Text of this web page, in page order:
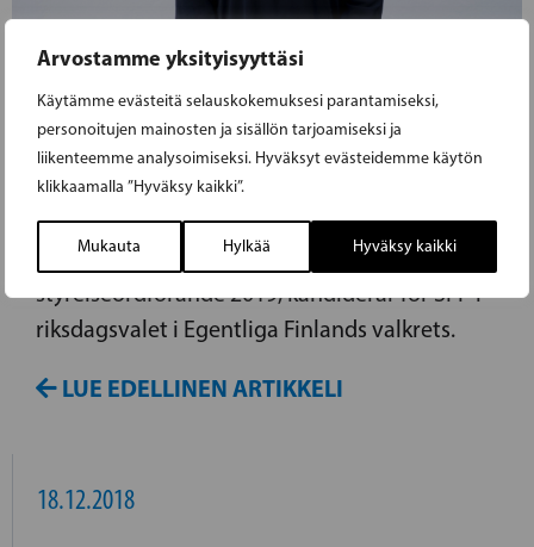
Arvostamme yksityisyyttäsi
Käytämme evästeitä selauskokemuksesi parantamiseksi,
personoitujen mainosten ja sisällön tarjoamiseksi ja
liikenteemme analysoimiseksi. Hyväksyt evästeidemme käytön
klikkaamalla ”Hyväksy kaikki”.
Mukauta Hylkää Hyväksy kaikki
SHARIE SVEHOLM KANDIDERAR I
RIKSDAGSVALET
Sharie Sveholm, Studerandekåren Noviums
styrelseordförande 2019, kandiderar för SFP i
riksdagsvalet i Egentliga Finlands valkrets.
LUE EDELLINEN ARTIKKELI
18.12.2018